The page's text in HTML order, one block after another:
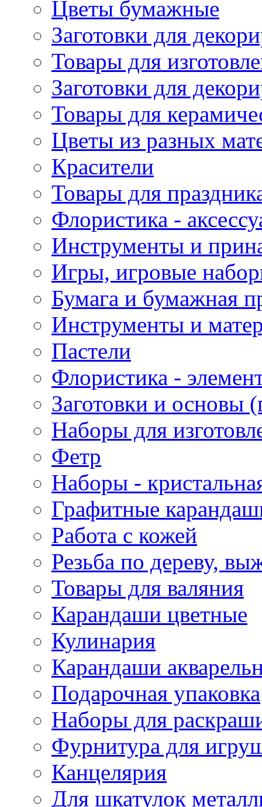
Цветы бумажные
Заготовки для
Товары для
Заготовки для
Товары для
Цветы из разных
Красители
Товары для
Флористика -
Инструменты и
Игры, игровые
Бумага и бумажная
Инструменты и
Пастели
Флористика -
Заготовки и основы
Наборы для
Фетр
Наборы -
Графитные
Работа с кожей
Резьба по дереву,
Товары для валяния
Карандаши цветные
Кулинария
Карандаши
Подарочная упаковка
Наборы для
Фурнитура для
Канцелярия
Для шкатулок